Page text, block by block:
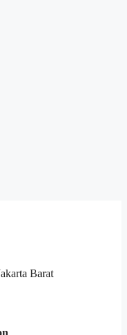
Barat